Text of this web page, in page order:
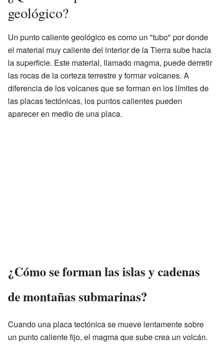
geológico?
Un punto caliente geológico es como un "tubo" por donde
el material muy caliente del interior de la Tierra sube hacia
la superficie. Este material, llamado magma, puede derretir
las rocas de la corteza terrestre y formar volcanes. A
diferencia de los volcanes que se forman en los límites de
las placas tectónicas, los puntos calientes pueden
aparecer en medio de una placa.
¿Cómo se forman las islas y cadenas
de montañas submarinas?
Cuando una placa tectónica se mueve lentamente sobre
un punto caliente fijo, el magma que sube crea un volcán.